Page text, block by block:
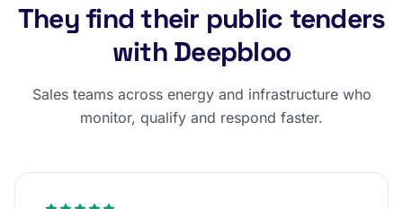
They find their public tenders
with Deepbloo
Sales teams across energy and infrastructure who
monitor, qualify and respond faster.